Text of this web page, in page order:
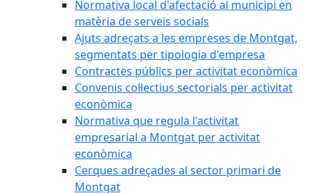
Normativa local d'afectació al municipi en
matèria de serveis socials
Ajuts adreçats a les empreses de Montgat,
segmentats per tipologia d'empresa
Contractes públics per activitat econòmica
Convenis col·lectius sectorials per activitat
econòmica
Normativa que regula l'activitat
empresarial a Montgat per activitat
econòmica
Cerques adreçades al sector primari de
Montgat